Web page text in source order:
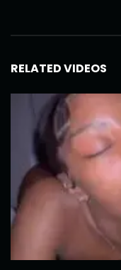
RELATED VIDEOS